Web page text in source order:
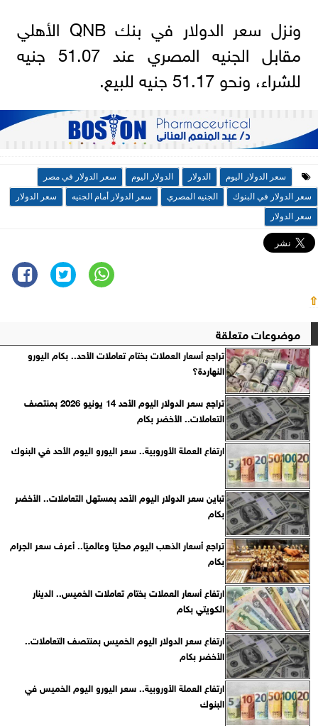
ونزل سعر الدولار في بنك QNB الأهلي
مقابل الجنيه المصري عند 51.07 جنيه
للشراء، ونحو 51.17 جنيه للبيع.
سعر الدولار اليوم الدولار الدولار اليوم
سعر الدولار في مصر
سعر الدولار في البنوك
الجنيه المصري سعر الدولار أمام الجنيه
سعر الدولار
سعر الدولار
⇧
موضوعات متعلقة
تراجع أسعار العملات بختام تعاملات الأحد.. بكام اليورو
النهاردة؟
تراجع سعر الدولار اليوم الأحد 14 يونيو 2026 بمنتصف
التعاملات.. الأخضر بكام
ارتفاع العملة الأوروبية.. سعر اليورو اليوم الأحد في البنوك
تباين سعر الدولار اليوم الأحد بمستهل التعاملات.. الأخضر
بكام
تراجع أسعار الذهب اليوم محليًا وعالميًا.. أعرف سعر الجرام
بكام
ارتفاع أسعار العملات بختام تعاملات الخميس.. الدينار
الكويتي بكام
ارتفاع سعر الدولار اليوم الخميس بمنتصف التعاملات..
الأخضر بكام
ارتفاع العملة الأوروبية.. سعر اليورو اليوم الخميس في
البنوك